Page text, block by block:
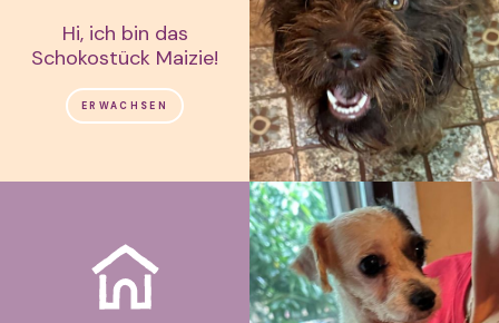
Hi, ich bin das
Schokostück Maizie!
ERWACHSEN